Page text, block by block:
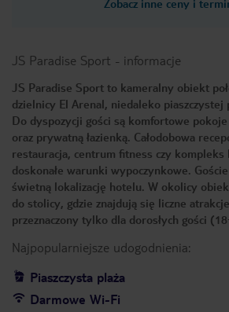
Zobacz inne ceny i
JS Paradise Sport - informacje
JS Paradise Sport to kameralny obiekt
dzielnicy El Arenal, niedaleko piaszczystej
Do dyspozycji gości są komfortowe
oraz prywatną łazienką. Całodobowa
restauracja, centrum fitness czy kompleks
doskonałe warunki wypoczynkowe.
świetną lokalizację hotelu. W okolicy
do stolicy, gdzie znajdują się liczne
przeznaczony tylko dla dorosłych gości
Najpopularniejsze udogodnienia:
Piaszczysta plaża
Darmowe Wi-Fi